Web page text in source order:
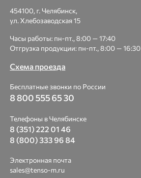
454100, г. Челябинск,
ул. Хлебозаводская 15
Часы работы: пн-пт., 8:00 — 17:40
Отгрузка продукции: пн-пт., 8:00 — 16:30
Схема проезда
Бесплатные звонки по России
8 800 555 65 30
Телефоны в Челябинске
8 (351) 222 01 46
8 (800) 333 96 84
Электронная почта
sales@tenso-m.ru